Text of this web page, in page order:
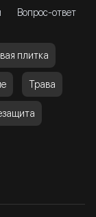
Вопрос-ответ
плитка
Трава